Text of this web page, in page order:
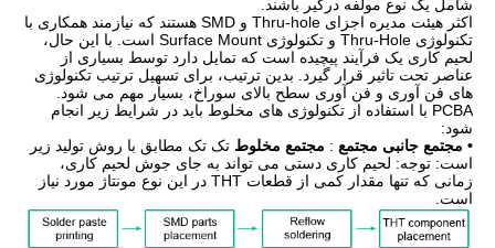
شامل یک نوع مولفه درگیر باشند.
اکثر هیئت مدیره اجزای Thru-hole و SMD هستند که نیازمند همکاری با
تکنولوژی Thru-Hole و تکنولوژی Surface Mount است. با این حال،
لحیم کاری یک فرآیند پیچیده است که تمایل دارد توسط بسیاری از
عناصر تحت تاثیر قرار گیرد. بدین ترتیب، برای تسهیل ترتیب تکنولوژی
های فن آوری و فن آوری سطح بالای سوراخ، بسیار مهم می شود.
PCBA با استفاده از تکنولوژی های مخلوط باید در شرایط زیر انجام
شود:
• مجتمع جانبی مجتمع : مجتمع مخلوط تک تک مطابق با روش تولید زیر
است: توجه: لحیم کاری دستی می تواند به جای جوش لحیم کاری،
زمانی که تنها مقدار کمی از قطعات THT در این نوع مونتاژ مورد نیاز
است.